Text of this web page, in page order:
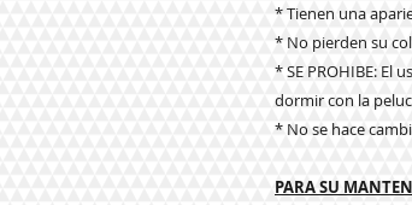
* Tienen una
* No pierden su
* SE PROHIBE: El
dormir con la
* No se hace
PARA SU